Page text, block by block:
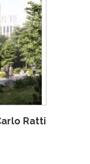
Ratti